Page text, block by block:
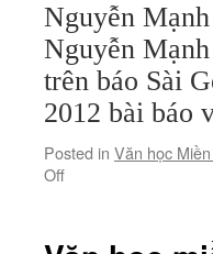
Nguyễn
Nguyễn
trên báo Sài
2012 bài báo
Posted in Văn học
Offon